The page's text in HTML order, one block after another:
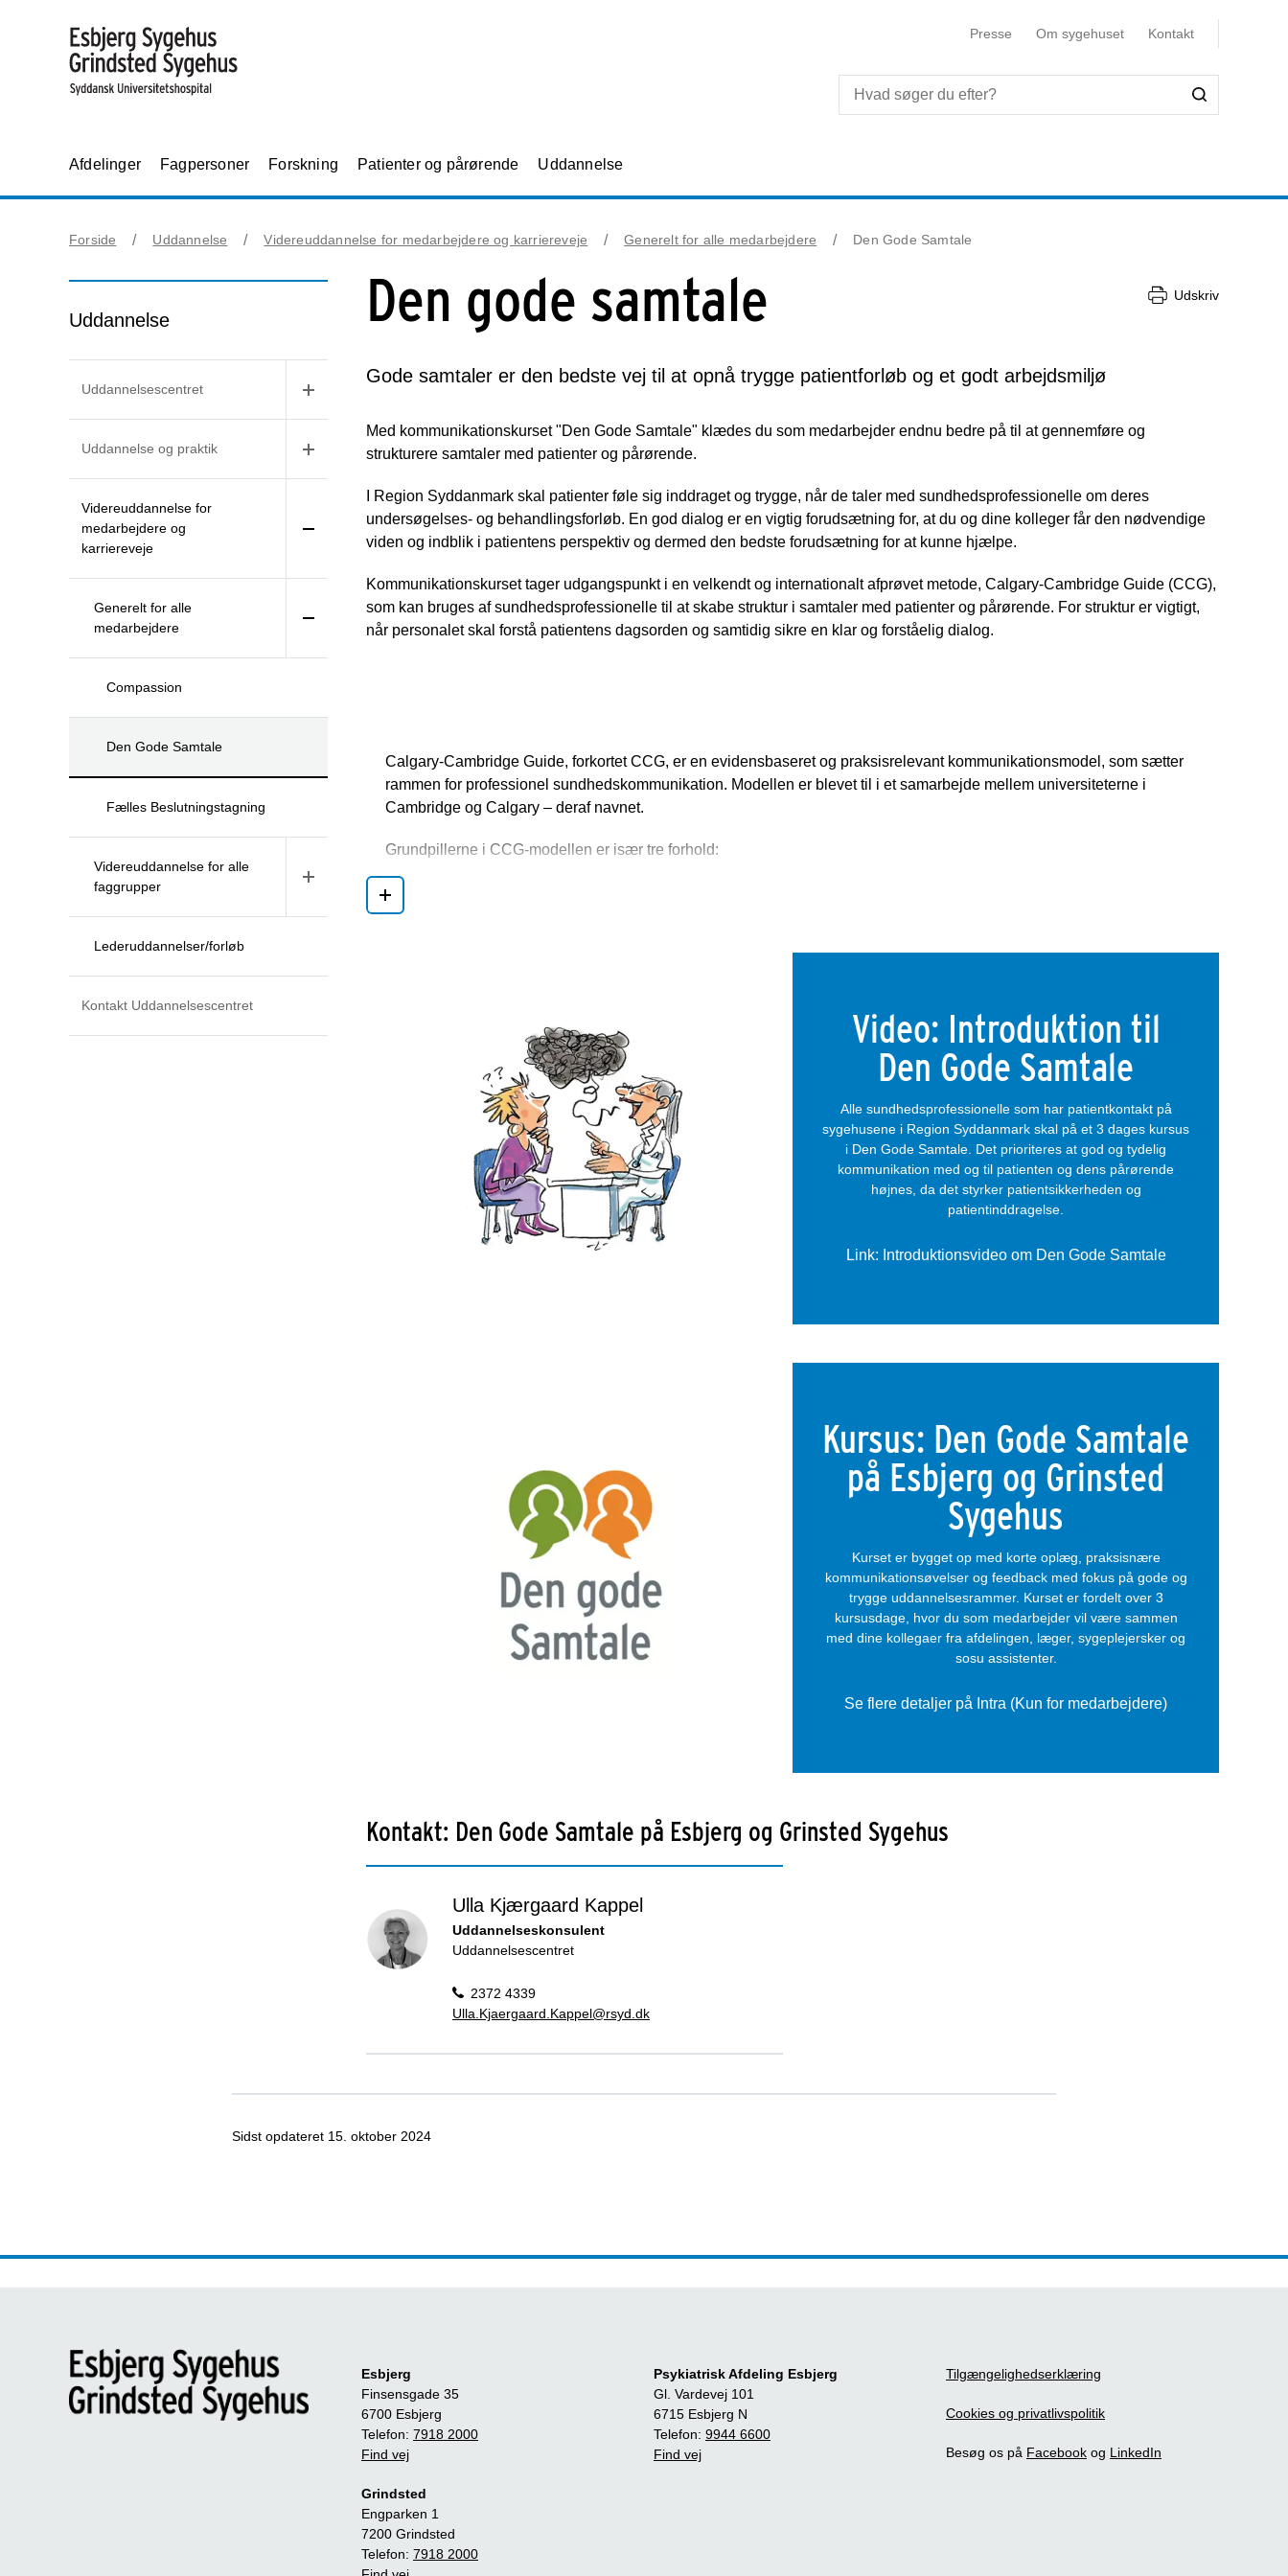
Presse Om sygehuset Kontakt
Afdelinger Fagpersoner Forskning Patienter og pårørende Uddannelse
Forside Uddannelse Videreuddannelse for medarbejdere og karriereveje Generelt for alle medarbejdere Den Gode Samtale
Uddannelse
Uddannelsescentret
Uddannelse og praktik
Videreuddannelse for
medarbejdere og
karriereveje
Generelt for alle
medarbejdere
Compassion
Den Gode Samtale
Fælles Beslutningstagning
Videreuddannelse for alle
faggrupper
Lederuddannelser/forløb
Kontakt Uddannelsescentret
Den gode samtale Udskriv
Gode samtaler er den bedste vej til at opnå trygge patientforløb og et godt arbejdsmiljø
Med kommunikationskurset "Den Gode Samtale" klædes du som medarbejder endnu bedre på til at gennemføre og
strukturere samtaler med patienter og pårørende.
I Region Syddanmark skal patienter føle sig inddraget og trygge, når de taler med sundhedsprofessionelle om deres
undersøgelses- og behandlingsforløb. En god dialog er en vigtig forudsætning for, at du og dine kolleger får den nødvendige
viden og indblik i patientens perspektiv og dermed den bedste forudsætning for at kunne hjælpe.
Kommunikationskurset tager udgangspunkt i en velkendt og internationalt afprøvet metode, Calgary-Cambridge Guide (CCG),
som kan bruges af sundhedsprofessionelle til at skabe struktur i samtaler med patienter og pårørende. For struktur er vigtigt,
når personalet skal forstå patientens dagsorden og samtidig sikre en klar og forståelig dialog.
Calgary-Cambridge Guide, forkortet CCG, er en evidensbaseret og praksisrelevant kommunikationsmodel, som sætter
rammen for professionel sundhedskommunikation. Modellen er blevet til i et samarbejde mellem universiteterne i
Cambridge og Calgary – deraf navnet.
Grundpillerne i CCG-modellen er især tre forhold:
Læs mere
Video: Introduktion til
Den Gode Samtale
Alle sundhedsprofessionelle som har patientkontakt på
sygehusene i Region Syddanmark skal på et 3 dages kursus
i Den Gode Samtale. Det prioriteres at god og tydelig
kommunikation med og til patienten og dens pårørende
højnes, da det styrker patientsikkerheden og
patientinddragelse.
Link: Introduktionsvideo om Den Gode Samtale
Kursus: Den Gode Samtale
på Esbjerg og Grinsted
Sygehus
Kurset er bygget op med korte oplæg, praksisnære
kommunikationsøvelser og feedback med fokus på gode og
trygge uddannelsesrammer. Kurset er fordelt over 3
kursusdage, hvor du som medarbejder vil være sammen
med dine kollegaer fra afdelingen, læger, sygeplejersker og
sosu assistenter.
Se flere detaljer på Intra (Kun for medarbejdere)
Kontakt: Den Gode Samtale på Esbjerg og Grinsted Sygehus
Ulla Kjærgaard Kappel
Uddannelseskonsulent
Uddannelsescentret
2372 4339
Ulla.Kjaergaard.Kappel@rsyd.dk
Sidst opdateret 15. oktober 2024
Esbjerg
Finsensgade 35
6700 Esbjerg
Telefon: 7918 2000
Find vej
Grindsted
Engparken 1
7200 Grindsted
Telefon: 7918 2000
Psykiatrisk Afdeling Esbjerg
Gl. Vardevej 101
6715 Esbjerg N
Telefon: 9944 6600
Find vej
Tilgængelighedserklæring
Cookies og privatlivspolitik
Besøg os på Facebook og LinkedIn